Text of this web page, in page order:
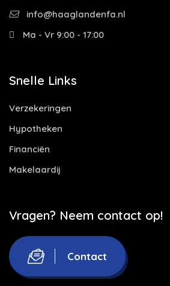
info@haaglandenfa.nl
Ma - Vr 9:00 - 17:00
Snelle Links
Verzekeringen
Hypotheken
Financiën
Makelaardij
Vragen? Neem contact op!
Contact